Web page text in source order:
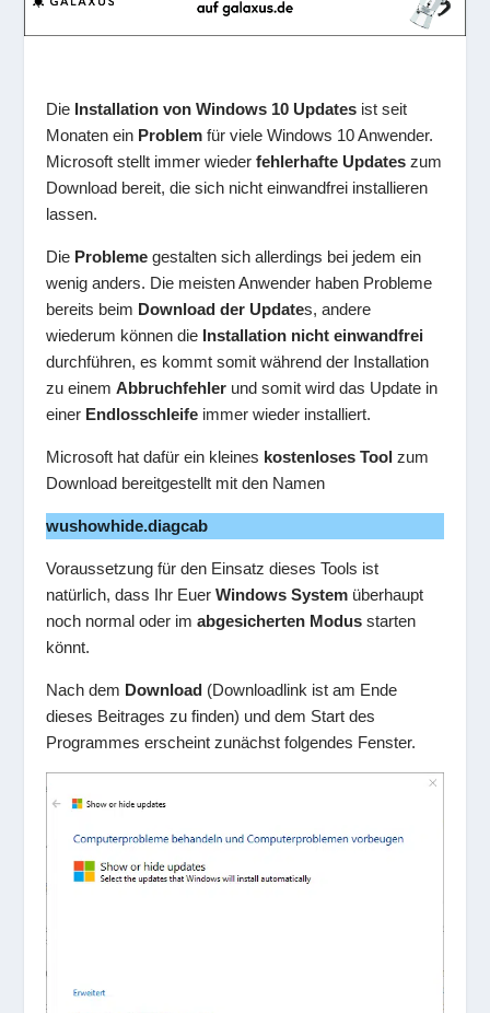
Die Installation von Windows 10 Updates ist seit
Monaten ein Problem für viele Windows 10 Anwender.
Microsoft stellt immer wiederfehlerhafte Updates zum
Download bereit, die sich nicht einwandfrei installieren
lassen.
Die Probleme gestalten sich allerdings bei jedem ein
wenig anders. Die meisten Anwender haben Probleme
bereits beim Download der Updates, andere
wiederum können die Installation nicht einwandfrei
durchführen, es kommt somit während der Installation
zu einemAbbruchfehler und somit wird das Update in
einer Endlosschleife immer wieder installiert.
Microsoft hat dafür ein kleines kostenloses Tool zum
Download bereitgestellt mit den Namen
wushowhide.diagcab
Voraussetzung für den Einsatz dieses Tools ist
natürlich, dass Ihr EuerWindows System überhaupt
noch normal oder imabgesicherten Modus starten
könnt.
Nach dem Download (Downloadlink ist am Ende
dieses Beitrages zu finden) und dem Start des
Programmes erscheint zunächst folgendes Fenster.